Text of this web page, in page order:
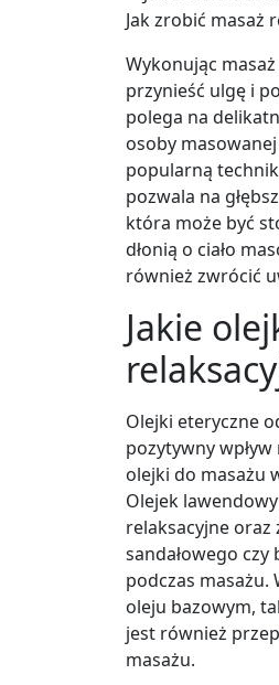
Jak zrobić masaż
Wykonując
przynieść ulgę i
polega na
osoby
popularną
pozwala na
która może być
dłonią o ciało
również zwrócić
Jakie
Olejki eteryczne
pozytywny
olejki do masażu
Olejek
relaksacyjne
sandałowego
podczas masażu.
oleju bazowym,
jest również
masażu.